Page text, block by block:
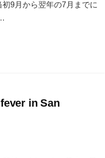
9月から翌年の7月までに
in San